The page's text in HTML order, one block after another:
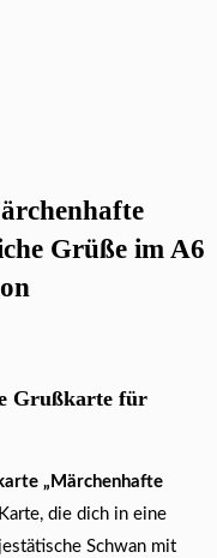
Grüße im A6
Grußkarte für
„Märchenhafte
die dich in eine
Schwan mit